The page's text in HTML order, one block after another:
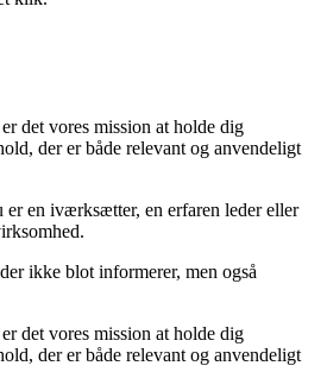
det vores mission at holde dig
der er både relevant og anvendeligt
en iværksætter, en erfaren leder eller
ikke blot informerer, men også
det vores mission at holde dig
der er både relevant og anvendeligt